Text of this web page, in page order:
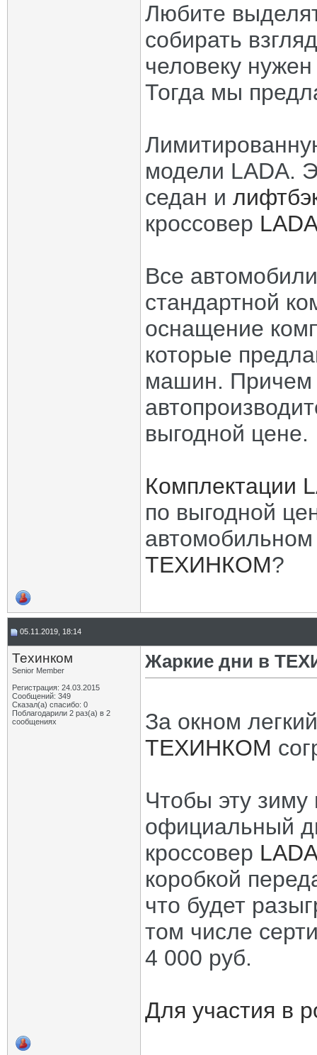
Любите
собирать
человеку
Тогда мы
модели LADA.
седан и
кроссовер
Все
стандартной
оснащение
которые
машин. Причем
выгодной цене.
Комплектации
по выгодной
ТЕХИНКОМ?
05.11.2019, 18:14
Техинком
Senior Member
Регистрация: 24.03.2015
Сообщений: 349
Сказал(а) спасибо: 0
Поблагодарили 2 раз(а) в 2
сообщениях
Жаркие дни в
За окном
ТЕХИНКОМ
Чтобы эту
официальный
кроссовер
коробкой
что будет
том числе
4 000 руб.
Для участия в